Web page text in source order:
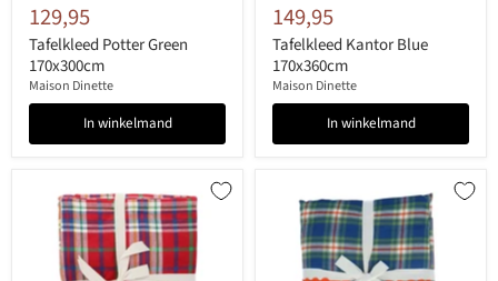
129,95
Tafelkleed Potter Green
170x300cm
Maison Dinette
In winkelmand
149,95
Tafelkleed Kantor Blue
170x360cm
Maison Dinette
In winkelmand